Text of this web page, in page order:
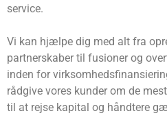
service.
Vi kan hjælpe dig med alt fra
partnerskaber til fusioner og
inden for
rådgive vores kunder om de
til at rejse kapital og håndtere